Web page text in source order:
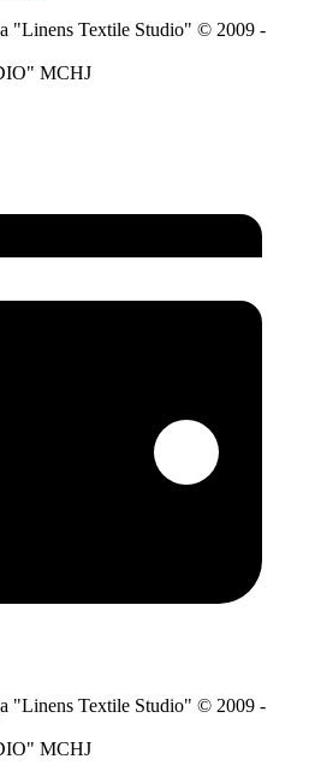
"Linens Textile Studio" © 2009 -
MCHJ
"Linens Textile Studio" © 2009 -
MCHJ